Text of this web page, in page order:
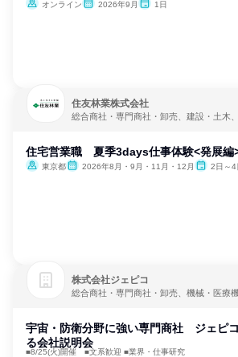
オンライン 2026年9月 1日
住友林業株式会社
総合商社・専門商社・卸売、建設・土木
住宅営業職 夏季3days仕事体験<発展編
東京都 2026年8月・9月・11月・12月 2日～4
株式会社ジェピコ
総合商社・専門商社・卸売、機械・医療
宇宙・防衛分野に強い専門商社 ジェピ
る会社説明会
■8/25(火)開催 ■文系歓迎 ■業界・仕事研究